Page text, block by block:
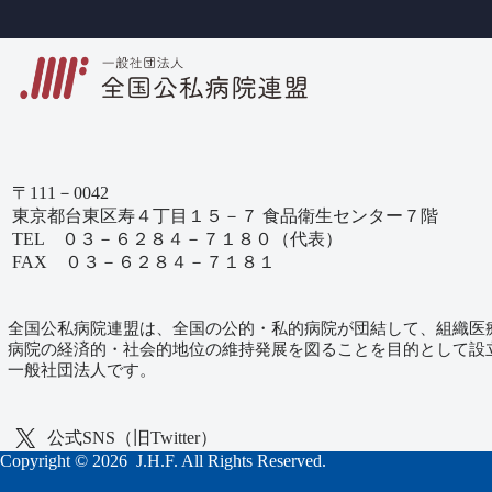
〒111－0042
東京都台東区寿４丁目１５－７ 食品衛生センター７階
TEL ０３－６２８４－７１８０（代表）
FAX ０３－６２８４－７１８１
全国公私病院連盟は、全国の公的・私的病院が団結して、組織医
病院の経済的・社会的地位の維持発展を図ることを目的として設
一般社団法人です。
公式SNS（旧Twitter）
Copyright © 2026 J.H.F. All Rights Reserved.